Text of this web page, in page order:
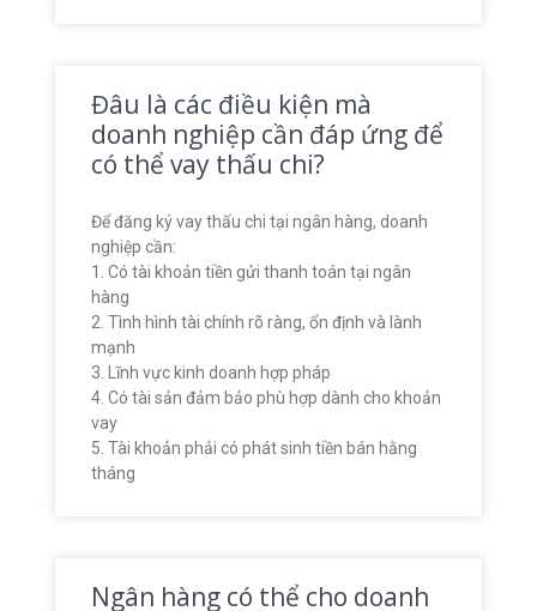
Đâu là các điều kiện mà
doanh nghiệp cần đáp ứng để
có thể vay thấu chi?
Để đăng ký vay thấu chi tại ngân hàng, doanh
nghiệp cần:
1. Có tài khoản tiền gửi thanh toán tại ngân
hàng
2. Tình hình tài chính rõ ràng, ổn định và lành
mạnh
3. Lĩnh vực kinh doanh hợp pháp
4. Có tài sản đảm bảo phù hợp dành cho khoản
vay
5. Tài khoản phải có phát sinh tiền bán hằng
tháng
Ngân hàng có thể cho doanh